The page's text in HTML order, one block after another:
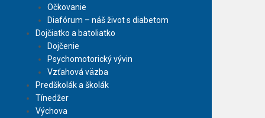
Očkovanie
Diafórum – náš život s diabetom
Dojčiatko a batoliatko
Dojčenie
Psychomotorický vývin
Vzťahová väzba
Predškolák a školák
Tínedžer
Výchova